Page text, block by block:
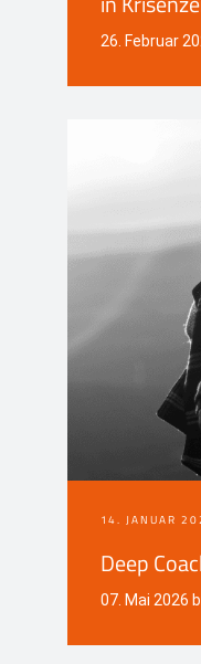
26. Februar
14. JANUAR
Deep
07. Mai 2026